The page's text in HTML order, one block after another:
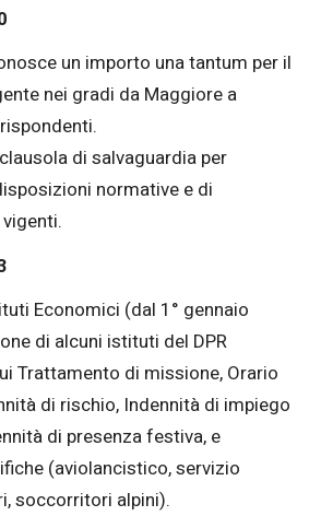
un importo una tantum per il
nei gradi da Maggiore a
di salvaguardia per
normative e di
Economici (dal 1° gennaio
di alcuni istituti del DPR
Trattamento di missione, Orario
di rischio, Indennità di impiego
di presenza festiva, e
(aviolancistico, servizio
soccorritori alpini).